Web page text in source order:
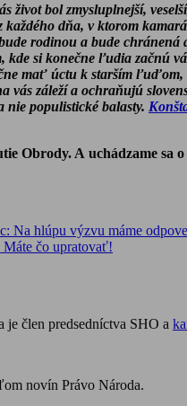
život bol zmysluplnejší,
dňa, v ktorom
rodinou a bude chránená
kde si konečne ľudia začnú
mať úctu k starším ľuďom,
vás záleží a ochraňujú
nie populistické balasty.
Obrody. A uchádzame sa
Na hlúpu výzvu máme
čo upratovať!
je člen predsedníctva SHO a
novín Právo Národa.